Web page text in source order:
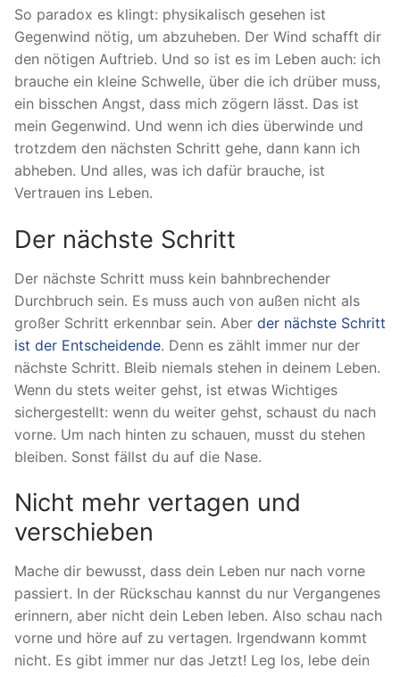
So paradox es klingt: physikalisch gesehen ist
Gegenwind nötig, um abzuheben. Der Wind schafft dir
den nötigen Auftrieb. Und so ist es im Leben auch: ich
brauche ein kleine Schwelle, über die ich drüber muss,
ein bisschen Angst, dass mich zögern lässt. Das ist
mein Gegenwind. Und wenn ich dies überwinde und
trotzdem den nächsten Schritt gehe, dann kann ich
abheben. Und alles, was ich dafür brauche, ist
Vertrauen ins Leben.
Der nächste Schritt
Der nächste Schritt muss kein bahnbrechender
Durchbruch sein. Es muss auch von außen nicht als
großer Schritt erkennbar sein. Aber der nächste Schritt
ist der Entscheidende. Denn es zählt immer nur der
nächste Schritt. Bleib niemals stehen in deinem Leben.
Wenn du stets weiter gehst, ist etwas Wichtiges
sichergestellt: wenn du weiter gehst, schaust du nach
vorne. Um nach hinten zu schauen, musst du stehen
bleiben. Sonst fällst du auf die Nase.
Nicht mehr vertagen und
verschieben
Mache dir bewusst, dass dein Leben nur nach vorne
passiert. In der Rückschau kannst du nur Vergangenes
erinnern, aber nicht dein Leben leben. Also schau nach
vorne und höre auf zu vertagen. Irgendwann kommt
nicht. Es gibt immer nur das Jetzt! Leg los, lebe dein